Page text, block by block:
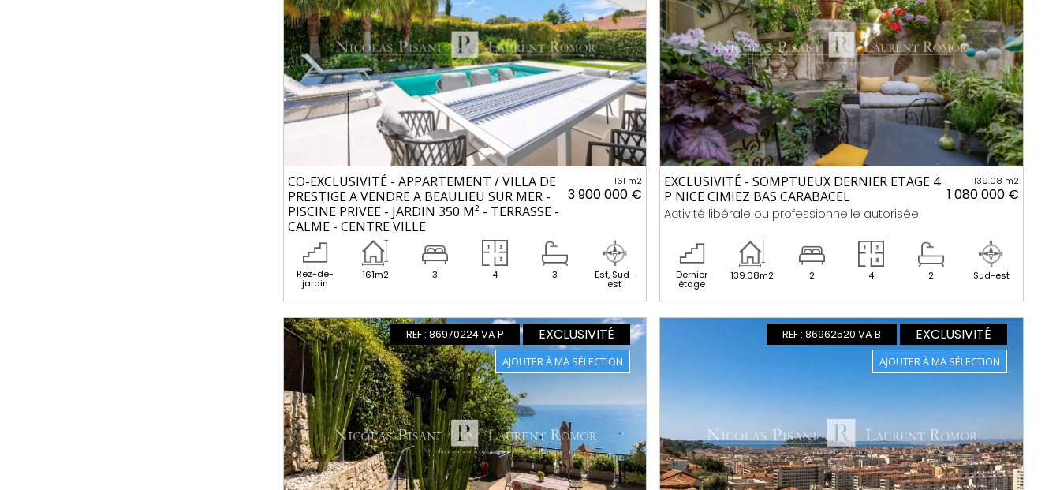
CO-EXCLUSIVITÉ - APPARTEMENT / VILLA DE
PRESTIGE A VENDRE A BEAULIEU SUR MER -
PISCINE PRIVEE - JARDIN 350 M² - TERRASSE -
CALME - CENTRE VILLE
161 m2
3 900 000 €
Rez-de-
jardin
161m2 3 4 3 Est, Sud-
est
EXCLUSIVITÉ - SOMPTUEUX DERNIER ETAGE 4
P NICE CIMIEZ BAS CARABACEL
Activité libérale ou professionnelle autorisée
139.08 m2
1 080 000 €
Dernier
étage
139.08m2 2 4 2 Sud-est
EXCLUSIVITÉ
REF : 86970224 VA P EXCLUSIVITÉ
REF : 86962520 VA B